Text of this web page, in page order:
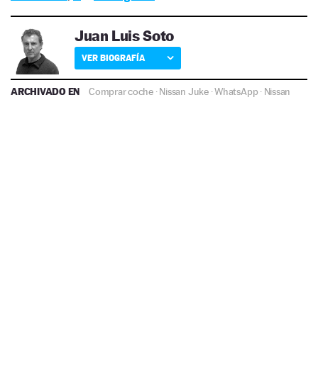
Juan Luis Soto
VER BIOGRAFÍA
ARCHIVADO EN Comprar coche ·Nissan Juke·WhatsApp · Nissan